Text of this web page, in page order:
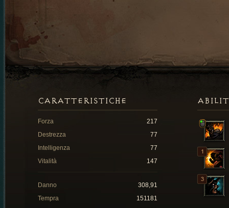
CARATTERISTICHE
Forza
217
Destrezza
77
Intelligenza
77
Vitalità
147
Danno
308,91
Tempra
151181